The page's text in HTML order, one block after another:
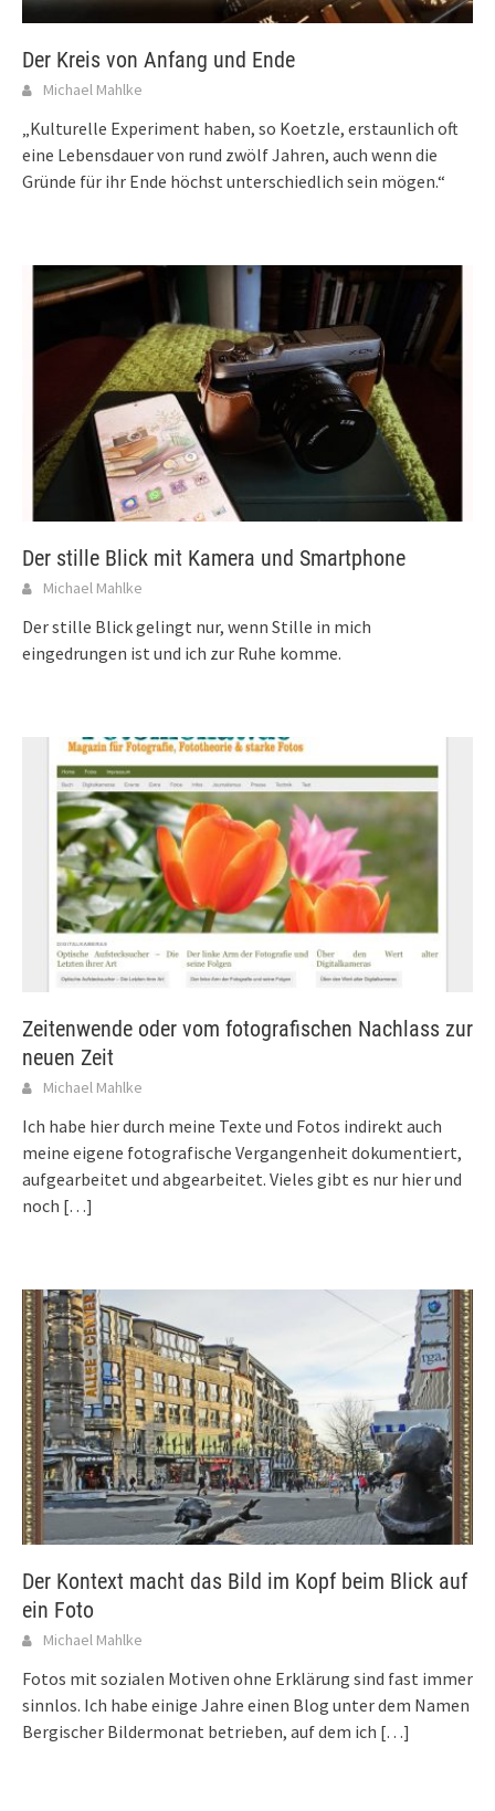
Der Kreis von Anfang und Ende
Michael Mahlke
„Kulturelle Experiment haben, so Koetzle, erstaunlich oft
eine Lebensdauer von rund zwölf Jahren, auch wenn die
Gründe für ihr Ende höchst unterschiedlich sein mögen.“
Der stille Blick mit Kamera und Smartphone
Michael Mahlke
Der stille Blick gelingt nur, wenn Stille in mich
eingedrungen ist und ich zur Ruhe komme.
Zeitenwende oder vom fotografischen Nachlass zur
neuen Zeit
Michael Mahlke
Ich habe hier durch meine Texte und Fotos indirekt auch
meine eigene fotografische Vergangenheit dokumentiert,
aufgearbeitet und abgearbeitet. Vieles gibt es nur hier und
noch […]
Der Kontext macht das Bild im Kopf beim Blick auf
ein Foto
Michael Mahlke
Fotos mit sozialen Motiven ohne Erklärung sind fast immer
sinnlos. Ich habe einige Jahre einen Blog unter dem Namen
Bergischer Bildermonat betrieben, auf dem ich […]